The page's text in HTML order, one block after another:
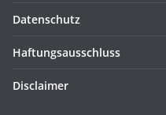
Datenschutz
Haftungsausschluss
Disclaimer